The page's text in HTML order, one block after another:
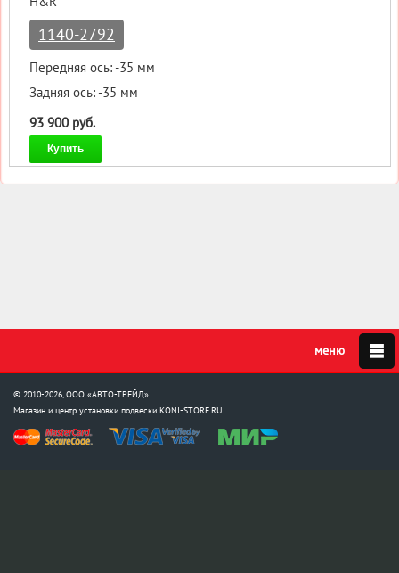
1140-2792
Передняя ось: -35 мм
Задняя ось: -35 мм
93 900 руб.
Купить
© 2010-2026, ООО «АВТО-ТРЕЙД»
Магазин и центр установки подвески KONI-STORE.RU